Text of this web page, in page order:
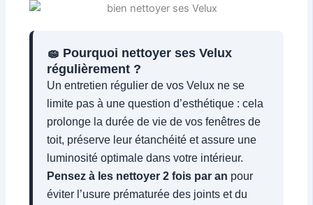
🧽 Pourquoi nettoyer ses Velux
régulièrement ?
Un entretien régulier de vos Velux ne se
limite pas à une question d’esthétique : cela
prolonge la durée de vie de vos fenêtres de
toit, préserve leur étanchéité et assure une
luminosité optimale dans votre intérieur.
Pensez à les nettoyer 2 fois par an pour
éviter l’usure prématurée des joints et du